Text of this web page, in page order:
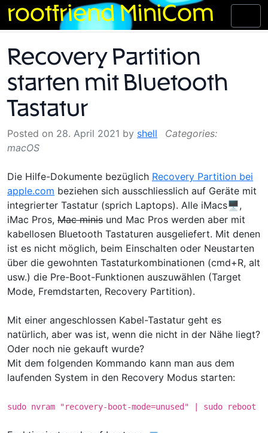
Skip
rootfriend MiniCom
Recovery Partition
starten mit Bluetooth
Tastatur
Posted on 28. April 2021 by shell
macOS
Die Hilfe-Dokumente bezüglich Recovery Partition bei
apple.com beziehen sich ausschliesslich auf Geräte mit
integrierter Tastatur (sprich Laptops). Alle iMacs🖥,
iMac Pros, Mac minis und Mac Pros werden aber mit
kabellosen Bluetooth Tastaturen ausgeliefert. Mit denen
ist es nicht möglich, beim Einschalten oder Neustarten
über die gewohnten Tastaturkombinationen (cmd+R, alt
usw.) die Pre-Boot-Funktionen auszuwählen (Target
Mode, Fremdstarten, Recovery Partition).
Mit einer angeschlossen Kabel-Tastatur geht es
natürlich, aber was ist, wenn die nicht in der Nähe liegt?
Oder noch nie gekauft wurde?
Mit dem folgenden Kommando kann man aus dem
laufenden System in den Recovery Modus starten:
sudo nvram "recovery-boot-mode=unused" | sudo reboot